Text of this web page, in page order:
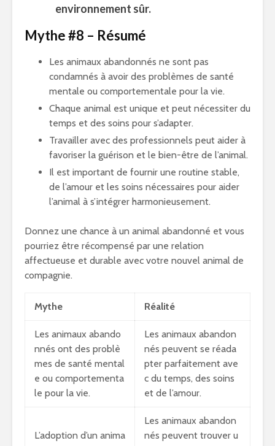
environnement sûr.
Mythe #8 – Résumé
Les animaux abandonnés ne sont pas
condamnés à avoir des problèmes de santé
mentale ou comportementale pour la vie.
Chaque animal est unique et peut nécessiter du
temps et des soins pour s’adapter.
Travailler avec des professionnels peut aider à
favoriser la guérison et le bien-être de l’animal.
Il est important de fournir une routine stable,
de l’amour et les soins nécessaires pour aider
l’animal à s’intégrer harmonieusement.
Donnez une chance à un animal abandonné et vous
pourriez être récompensé par une relation
affectueuse et durable avec votre nouvel animal de
compagnie.
Mythe Réalité
Les animaux abando
nnés ont des problè
mes de santé mental
e ou comportementa
le pour la vie.
Les animaux abandon
nés peuvent se réada
pter parfaitement ave
c du temps, des soins
et de l’amour.
L’adoption d’un anima
Les animaux abandon
nés peuvent trouver u